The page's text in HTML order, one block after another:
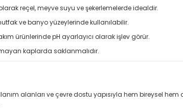
reçel, meyve suyu ve şekerlemelerde idealdir.
ve banyo yüzeylerinde kullanılabilir.
ürünlerinde pH ayarlayıcı olarak işlev görür.
kaplarda saklanmalıdır.
alanları ve çevre dostu yapısıyla hem bireysel